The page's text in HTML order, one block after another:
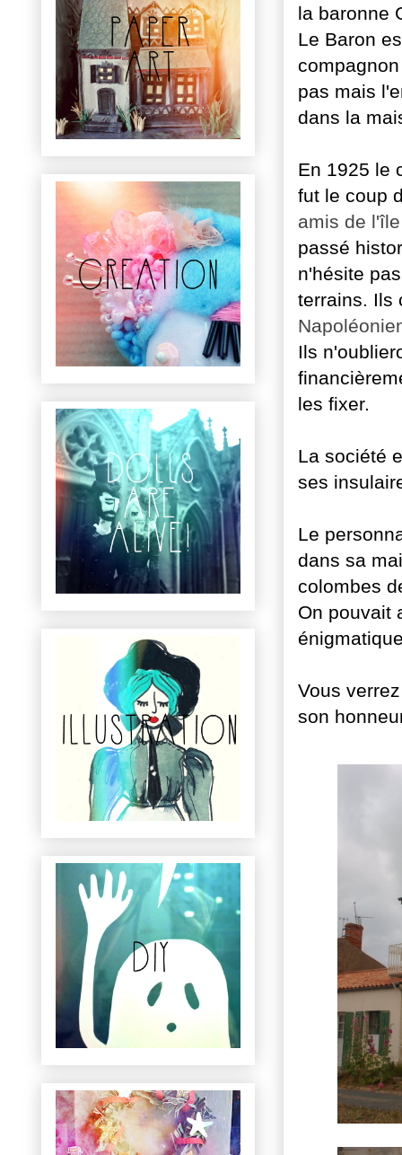
la baronne
Le Baron
pas mais
dans la
En 1925 le
fut le coup
amis de
passé
n'hésite
terrains. Ils
Ils
les fixer.
La société
ses
Le
dans sa
colombes
On pouvait
Vous
son